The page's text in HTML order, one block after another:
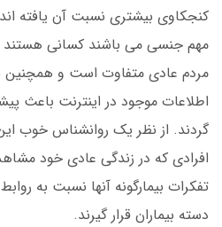
کنجکاوی بیشتری نسبت آن یافته
مهم جنسی می باشند کسانی هستند
مردم عادی متفاوت است و همچنین
اطلاعات موجود در اینترنت باعث
گردند. از نظر یک روانشناس خوب
افرادی که در زندگی عادی خود
تفکرات بیمارگونه آنها نسبت به
دسته بیماران قرار گیرند.